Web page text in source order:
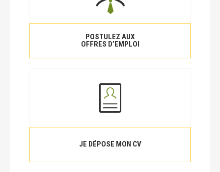
POSTULEZ AUX
OFFRES D’EMPLOI
JE DÉPOSE MON CV